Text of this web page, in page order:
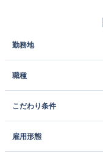
勤務地
職種
こだわり条件
雇用形態